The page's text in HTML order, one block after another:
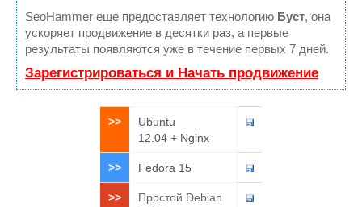
SeoHammer еще предоставляет технологию Буст, она
ускоряет продвижение в десятки раз, а первые
результаты появляются уже в течение первых 7 дней.
Зарегистрироваться и Начать продвижение
>>
Ubuntu
12.04 + Nginx
>> Fedora 15
>>
Простой Debian